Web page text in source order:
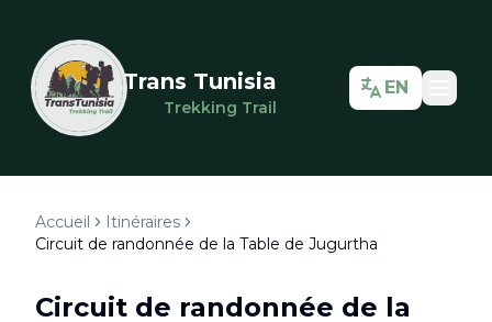
Trans Tunisia
Trekking Trail
EN
Accueil
Itinéraires
Circuit de randonnée de la Table de Jugurtha
Circuit de randonnée de la